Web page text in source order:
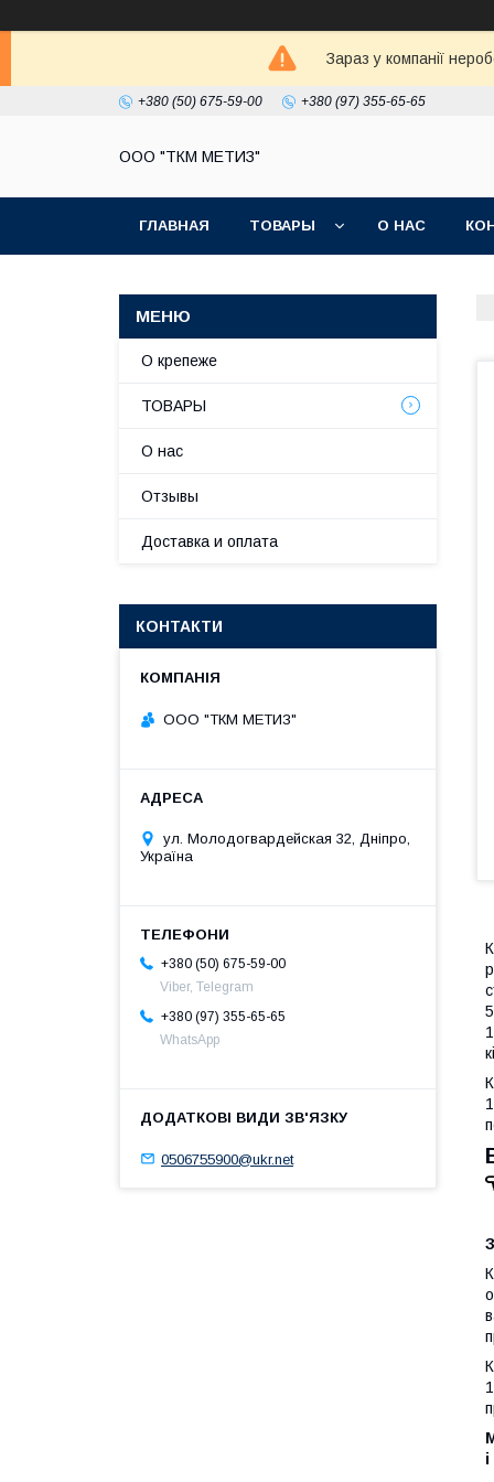
Зараз у компанії
+380 (50) 675-59-00 +380 (97) 355-65-65
ООО "ТКМ МЕТИЗ"
ГЛАВНАЯ ТОВАРЫ О НАС
О крепеже
ТОВАРЫ
О нас
Отзывы
Доставка и оплата
КОНТАКТИ
ООО "ТКМ МЕТИЗ"
ул. Молодогвардейская 32, Дніпро,
Україна
+380 (50) 675-59-00
Viber, Telegram
+380 (97) 355-65-65
WhatsApp
0506755900@ukr.net